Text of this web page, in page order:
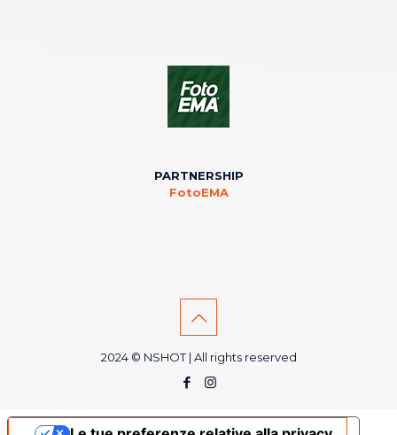
PARTNERSHIP
FotoEMA
2024 © NSHOT | All rights reserved